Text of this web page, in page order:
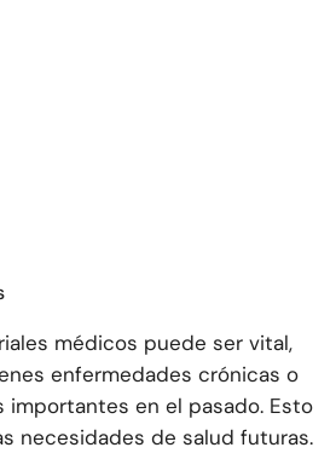
médicos puede ser vital,
enfermedades crónicas o
importantes en el pasado. Esto
necesidades de salud futuras.